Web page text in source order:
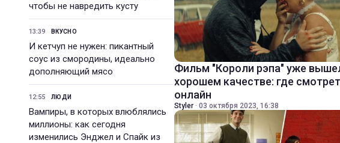
чтобы не навредить кусту
13:39 ВКУСНО
И кетчуп не нужен: пикантный
соус из смородины, идеально
дополняющий мясо
12:55 ЛЮДИ
Вампиры, в которых влюблялись
миллионы: как сегодня
изменились Энджел и Спайк из
Фильм "Короли рэпа" уже
хорошем качестве: где
онлайн
Styler · 03 октября 2023, 16:38